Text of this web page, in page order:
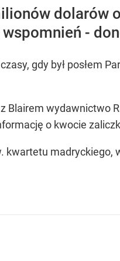
dolarów
-
gdy był posłem
Blairem wydawnictwo
o kwocie
madryckiego,